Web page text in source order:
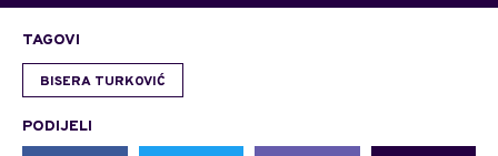
TAGOVI
BISERA TURKOVIĆ
PODIJELI